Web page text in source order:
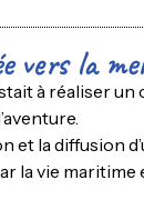
vers la
à réaliser un
la diffusion
vie maritime